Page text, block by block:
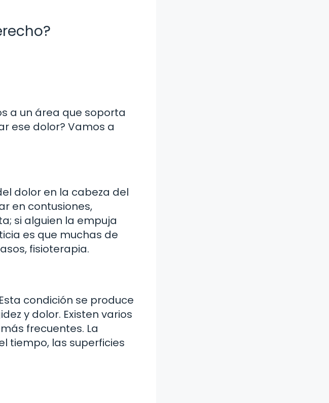
a un área que soporta
ese dolor? Vamos a
dolor en la cabeza del
en contusiones,
si alguien la empuja
es que muchas de
fisioterapia.
condición se produce
y dolor. Existen varios
frecuentes. La
tiempo, las superficies